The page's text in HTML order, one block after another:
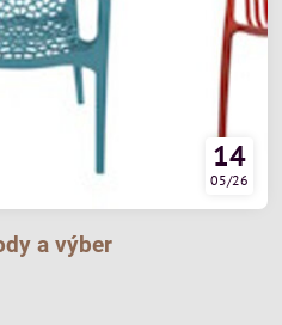
14
05/26
a výber